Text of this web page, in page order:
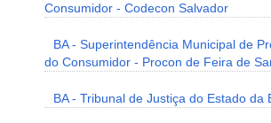
Consumidor - Codecon Salvador
BA - Superintendência Municipal de
do Consumidor - Procon de Feira de
BA - Tribunal de Justiça do Estado da